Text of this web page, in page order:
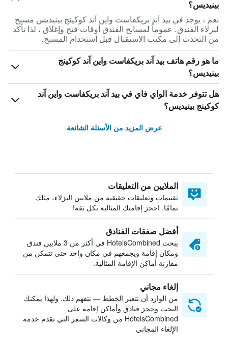
بينيديس؟
نعم ، يوجد في بيد آند بريكفاست واين آند كوكينج بينيديس مسبح
لنزلاء الفندق. عموماً لمسابح الفندق أوقات فتح وإغلاق ، لذا تأكد
من التحدث إلى مكتب الاستقبال قبل استخدام المسبح.
ما هو رقم هاتف بيد آند بريكفاست واين آند كوكينج
بينيديس؟
هل تتوفر خدمة الواي فاي في بيد آند بريكفاست واين آند
كوكينج بينيديس؟
عرض المزيد من الأسئلة الشائعة
الملايين من التعليقات
تقييمات وتعليقات حقيقية من ملايين النزلاء، مثلك
تمامًا. احجز إقامتك المثالية بكل ثقة!
أفضل صفقات الفنادق
يبحث HotelsCombined في أكثر من 3 ملايين فندق
ومكان إقامة ويجمعهم في مكان واحد حتى تتمكن من
مقارنة أماكن الإقامة المثالية.
إلغاء مجاني
من الوارد أن تتغير الخطط — نتفهم ذلك. ولهذا يمكنك
البحث وحجز فنادق وأماكن إقامة على
HotelsCombined من وكالات السفر التي تقدم خدمة
الإلغاء المجاني